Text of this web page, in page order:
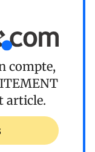
compte,
article.